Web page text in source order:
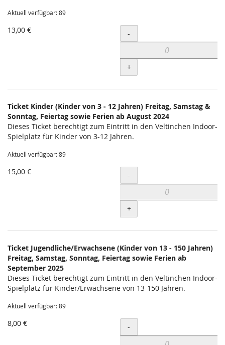
Aktuell verfügbar: 89
13,00 € Menge
-
+
Ticket Kinder (Kinder von 3 - 12 Jahren) Freitag, Samstag &
Sonntag, Feiertag sowie Ferien ab August 2024
Dieses Ticket berechtigt zum Eintritt in den Veltinchen Indoor-
Spielplatz für Kinder von 3-12 Jahren.
Aktuell verfügbar: 89
15,00 € Menge
-
+
Ticket Jugendliche/Erwachsene (Kinder von 13 - 150 Jahren)
Freitag, Samstag, Sonntag, Feiertag sowie Ferien ab
September 2025
Dieses Ticket berechtigt zum Eintritt in den Veltinchen Indoor-
Spielplatz für Kinder/Erwachsene von 13-150 Jahren.
Aktuell verfügbar: 89
8,00 € Menge
-